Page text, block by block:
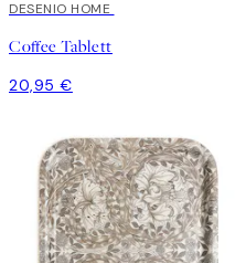
DESENIO HOME
Coffee Tablett
20,95 €